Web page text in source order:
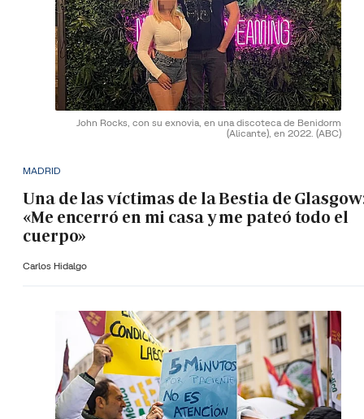
John Rocks, con su exnovia, en una discoteca de Benidorm
(Alicante), en 2022. (ABC)
MADRID
Una de las víctimas de la Bestia de
«Me encerró en mi casa y me pateó todo el
cuerpo»
Carlos Hidalgo